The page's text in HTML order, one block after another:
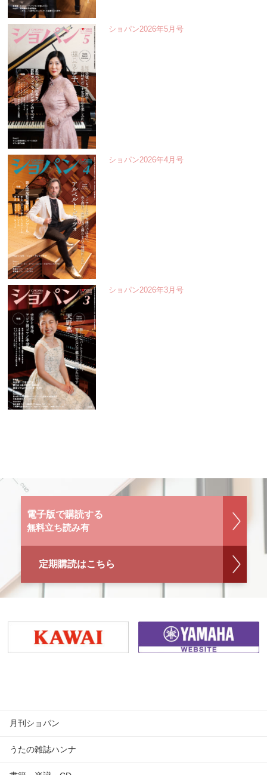
ショパン2026年5月号
ショパン2026年4月号
ショパン2026年3月号
電子版で購読する
無料立ち読み有
定期購読はこちら
月刊ショパン
うたの雑誌ハンナ